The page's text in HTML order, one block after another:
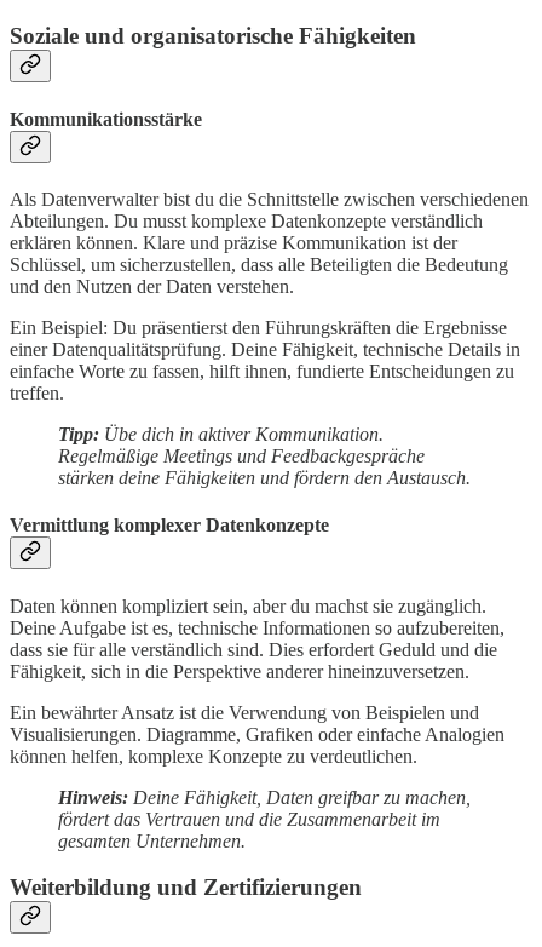
Soziale und organisatorische Fähigkeiten
Kommunikationsstärke
Als Datenverwalter bist du die Schnittstelle zwischen verschiedenen
Abteilungen. Du musst komplexe Datenkonzepte verständlich
erklären können. Klare und präzise Kommunikation ist der
Schlüssel, um sicherzustellen, dass alle Beteiligten die Bedeutung
und den Nutzen der Daten verstehen.
Ein Beispiel: Du präsentierst den Führungskräften die Ergebnisse
einer Datenqualitätsprüfung. Deine Fähigkeit, technische Details in
einfache Worte zu fassen, hilft ihnen, fundierte Entscheidungen zu
treffen.
Tipp: Übe dich in aktiver Kommunikation.
Regelmäßige Meetings und Feedbackgespräche
stärken deine Fähigkeiten und fördern den Austausch.
Vermittlung komplexer Datenkonzepte
Daten können kompliziert sein, aber du machst sie zugänglich.
Deine Aufgabe ist es, technische Informationen so aufzubereiten,
dass sie für alle verständlich sind. Dies erfordert Geduld und die
Fähigkeit, sich in die Perspektive anderer hineinzuversetzen.
Ein bewährter Ansatz ist die Verwendung von Beispielen und
Visualisierungen. Diagramme, Grafiken oder einfache Analogien
können helfen, komplexe Konzepte zu verdeutlichen.
Hinweis: Deine Fähigkeit, Daten greifbar zu machen,
fördert das Vertrauen und die Zusammenarbeit im
gesamten Unternehmen.
Weiterbildung und Zertifizierungen